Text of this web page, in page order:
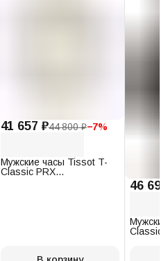
41 657 ₽44 800 ₽−7%
Мужские часы Tissot T-
Classic PRX
46
Classic